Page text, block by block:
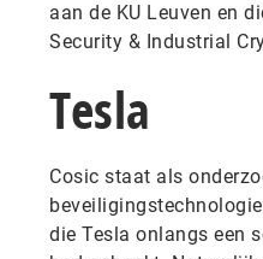
aan de KU Leuven en
Security & Industrial
Tesla
Cosic staat als
die Tesla onlangs een